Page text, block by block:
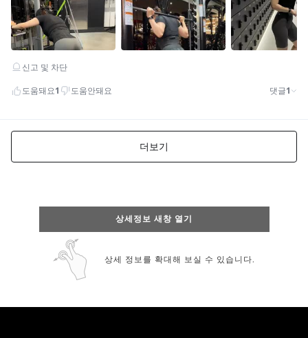
상세정보 새창 열기
상세 정보를 확대해 보실 수 있습니다.